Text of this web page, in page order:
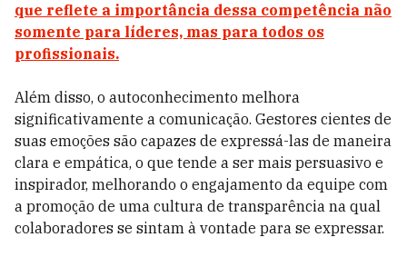
que reflete a importância dessa competência não
somente para líderes, mas para todos os
profissionais.
Além disso, o autoconhecimento melhora
significativamente a comunicação. Gestores cientes de
suas emoções são capazes de expressá-las de maneira
clara e empática, o que tende a ser mais persuasivo e
inspirador, melhorando o engajamento da equipe com
a promoção de uma cultura de transparência na qual
colaboradores se sintam à vontade para se expressar.